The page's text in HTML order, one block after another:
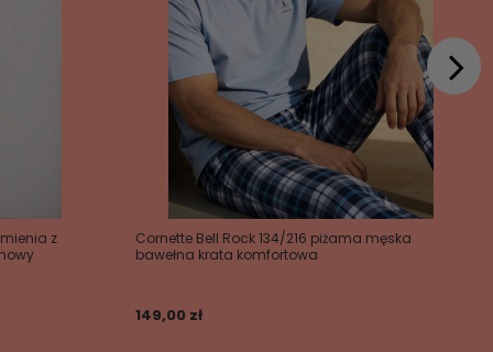
z
Cornette Bell Rock 134/216 piżama męska
bawełna krata komfortowa
149,00 zł